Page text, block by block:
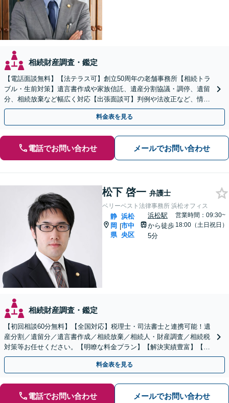
相続財産調査・鑑定
【電話面談無料】【法テラス可】創立50周年の老舗事務所【相続トラ
ブル・生前対策】遺言書作成や家族信託、遺産分割協議・調停、遺留
分、相続放棄など幅広く対応【出張面談可】判例や法改正など、情報
を収集し、適切な解決策を提案【静岡駅10分】
料金表を見る
電話でお問い合わせ メールでお問い合わせ
松下 啓一 弁護士
ベリーベスト法律事務所 浜松オフィス
静
岡
県
|
浜松
市中
央区
浜松駅
から徒歩
5分
営業時間：09:30~
18:00（土日祝日）
相続財産調査・鑑定
【初回相談60分無料】【全国対応】税理士・司法書士と連携可能！遺
産分割／遺留分／遺言書作成／相続放棄／相続人・財産調査／相続税
対策等お任せください。【明瞭な料金プラン】【解決実績豊富】【電
話相談可】
料金表を見る
電話でお問い合わせ メールでお問い合わせ